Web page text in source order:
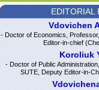
EDITORIAL
Vdovichen
- Doctor of Economics,
Editor-in-chief
Koroliuk
- Doctor of Public
SUTE, Deputy Editor-in-